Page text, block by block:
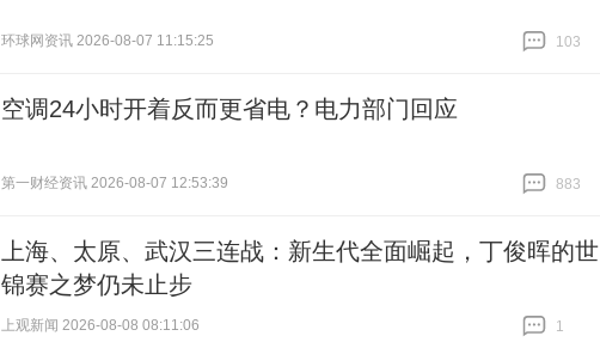
环球网资讯 2026-08-07 11:15:25
103
空调24小时开着反而更省电？电力部门回应
第一财经资讯 2026-08-07 12:53:39
883
上海、太原、武汉三连战：新生代全面崛起，丁俊晖的世
锦赛之梦仍未止步
上观新闻 2026-08-08 08:11:06
1